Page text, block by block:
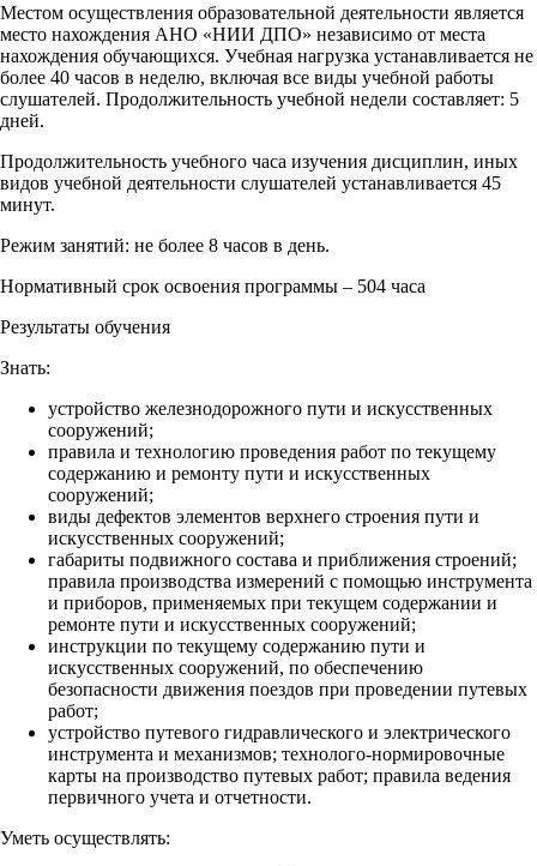
Местом осуществления образовательной деятельности является
место нахождения АНО «НИИ ДПО» независимо от места
нахождения обучающихся. Учебная нагрузка устанавливается не
более 40 часов в неделю, включая все виды учебной работы
слушателей. Продолжительность учебной недели составляет: 5
дней.
Продолжительность учебного часа изучения дисциплин, иных
видов учебной деятельности слушателей устанавливается 45
минут.
Режим занятий: не более 8 часов в день.
Нормативный срок освоения программы – 504 часа
Результаты обучения
Знать:
устройство железнодорожного пути и искусственных
сооружений;
правила и технологию проведения работ по текущему
содержанию и ремонту пути и искусственных
сооружений;
виды дефектов элементов верхнего строения пути и
искусственных сооружений;
габариты подвижного состава и приближения строений;
правила производства измерений с помощью инструмента
и приборов, применяемых при текущем содержании и
ремонте пути и искусственных сооружений;
инструкции по текущему содержанию пути и
искусственных сооружений, по обеспечению
безопасности движения поездов при проведении путевых
работ;
устройство путевого гидравлического и электрического
инструмента и механизмов; технолого-нормировочные
карты на производство путевых работ; правила ведения
первичного учета и отчетности.
Уметь осуществлять: